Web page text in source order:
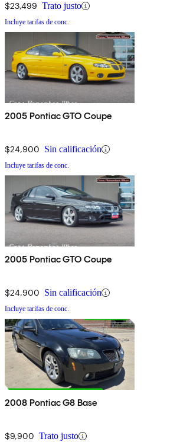
$23,499 Trato justo
Incluye tarifas de conc.
2005 Pontiac GTO Coupe
$24,900 Sin calificación
Incluye tarifas de conc.
2005 Pontiac GTO Coupe
$24,900 Sin calificación
Incluye tarifas de conc.
2008 Pontiac G8 Base
$9,900 Trato justo